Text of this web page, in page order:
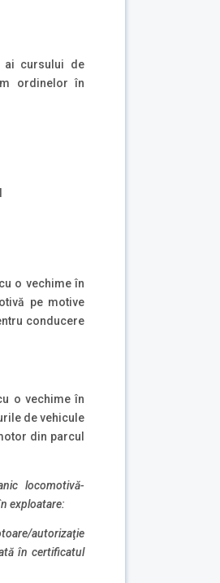
ai cursului de
ordinelor în
o vechime în
pe motive
conducere
o vechime în
de vehicule
din parcul
locomotivă-
exploatare:
autorizaţie
în certificatul